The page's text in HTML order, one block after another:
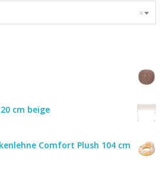
×
cm beige
Comfort Plush 104 cm